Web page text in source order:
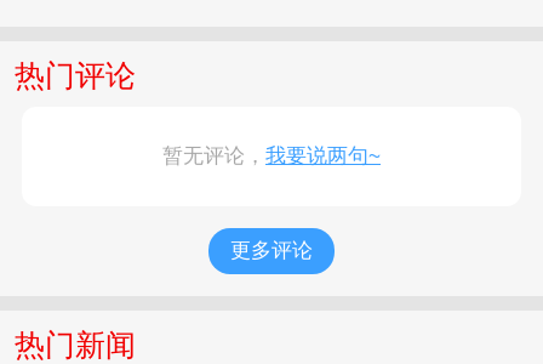
热门评论
暂无评论， 我要说两句~
更多评论
热门新闻